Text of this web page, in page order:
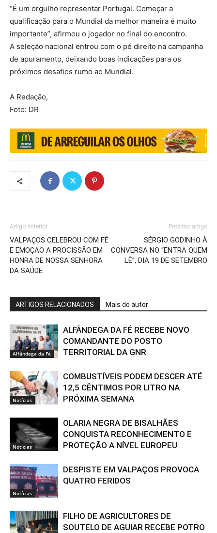
“É um orgulho representar Portugal. Começar a
qualificação para o Mundial da melhor maneira é muito
importante”, afirmou o jogador no final do encontro.
A seleção nacional entrou com o pé direito na campanha
de apuramento, deixando boas indicações para os
próximos desafios rumo ao Mundial.
A Redação,
Foto: DR
Artigo anterior
VALPAÇOS CELEBROU COM FÉ
E EMOÇAO A PROCISSÃO EM
HONRA DE NOSSA SENHORA
DA SAÚDE
Próximo artigo
SÉRGIO GODINHO À
CONVERSA NO “ENTRA QUEM
LÊ”, DIA 19 DE SETEMBRO
ARTIGOS RELACIONADOS Mais do autor
Alfândega da Fé
ALFÂNDEGA DA FÉ RECEBE NOVO
COMANDANTE DO POSTO
TERRITORIAL DA GNR
Notícias
COMBUSTÍVEIS PODEM DESCER ATÉ
12,5 CÊNTIMOS POR LITRO NA
PRÓXIMA SEMANA
Notícias
OLARIA NEGRA DE BISALHÃES
CONQUISTA RECONHECIMENTO E
PROTEÇÃO A NÍVEL EUROPEU
Notícias
DESPISTE EM VALPAÇOS PROVOCA
QUATRO FERIDOS
FILHO DE AGRICULTORES DE
SOUTELO DE AGUIAR RECEBE POTRO